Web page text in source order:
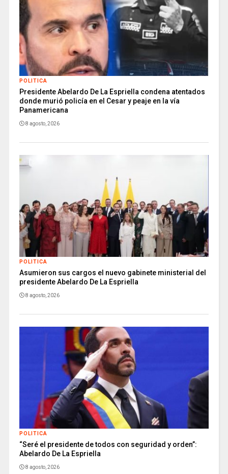
POLITICA
Presidente Abelardo De La Espriella condena atentados
donde murió policía en el Cesar y peaje en la vía
Panamericana
8 agosto, 2026
POLITICA
Asumieron sus cargos el nuevo gabinete ministerial del
presidente Abelardo De La Espriella
8 agosto, 2026
POLITICA
“Seré el presidente de todos con seguridad y orden”:
Abelardo De La Espriella
8 agosto, 2026